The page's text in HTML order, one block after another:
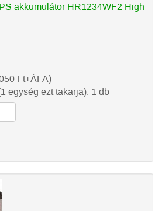
akkumulátor HR1234WF2 High
Ft+ÁFA)
egység ezt takarja): 1 db